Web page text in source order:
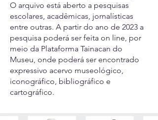
O arquivo está aberto a pesquisas
escolares, acadêmicas, jornalísticas
entre outras. A partir do ano de 2023 a
pesquisa poderá ser feita on line, por
meio da Plataforma Tainacan do
Museu, onde poderá ser encontrado
expressivo acervo museológico,
iconográfico, bibliográfico e
cartográfico.